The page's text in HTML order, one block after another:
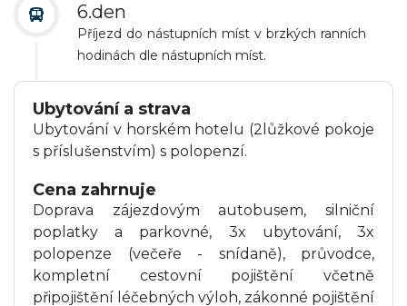
6.den
Příjezd do nástupních míst v brzkých ranních
hodinách dle nástupních míst.
Ubytování a strava
Ubytování v horském hotelu (2lůžkové pokoje
s příslušenstvím) s polopenzí.
Cena zahrnuje
Doprava zájezdovým autobusem, silniční
poplatky a parkovné, 3x ubytování, 3x
polopenze (večeře - snídaně), průvodce,
kompletní cestovní pojištění včetně
připojištění léčebných výloh, zákonné pojištění